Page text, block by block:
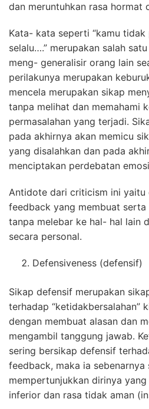
dan meruntuhkan rasa hormat
Kata- kata seperti “kamu tidak
selalu….” merupakan salah
meng- generalisir orang lain
perilakunya merupakan
mencela merupakan sikap
tanpa melihat dan memahami
permasalahan yang terjadi.
pada akhirnya akan memicu
yang disalahkan dan pada
menciptakan perdebatan
Antidote dari criticism ini yaitu
feedback yang membuat
tanpa melebar ke hal- hal lain
secara personal.
Defensiveness (defensif)
Sikap defensif merupakan
terhadap “ketidakbersalahan”
dengan membuat alasan dan
mengambil tanggung jawab.
sering bersikap defensif
feedback, maka ia sebenarnya
mempertunjukkan dirinya
inferior dan rasa tidak aman